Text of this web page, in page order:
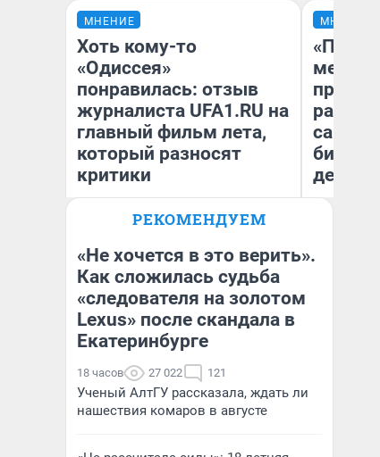
МНЕНИЕ
Хоть кому-то
«Одиссея»
понравилась: отзыв
журналиста UFA1.RU на
главный фильм лета,
который разносят
критики
Антон Селиверстов
МНЕНИЕ
самом
РЕКОМЕНДУЕМ
«Не хочется в это верить».
Как сложилась судьба
«следователя на золотом
Lexus» после скандала в
Екатеринбурге
18 часов 27 022 121
Ученый АлтГУ рассказала, ждать ли
нашествия комаров в августе